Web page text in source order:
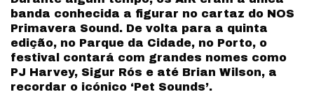
banda conhecida a figurar no cartaz do NOS
Primavera Sound. De volta para a quinta
edição, no Parque da Cidade, no Porto, o
festival contará com grandes nomes como
PJ Harvey, Sigur Rós e até Brian Wilson, a
recordar o icónico ‘Pet Sounds’.